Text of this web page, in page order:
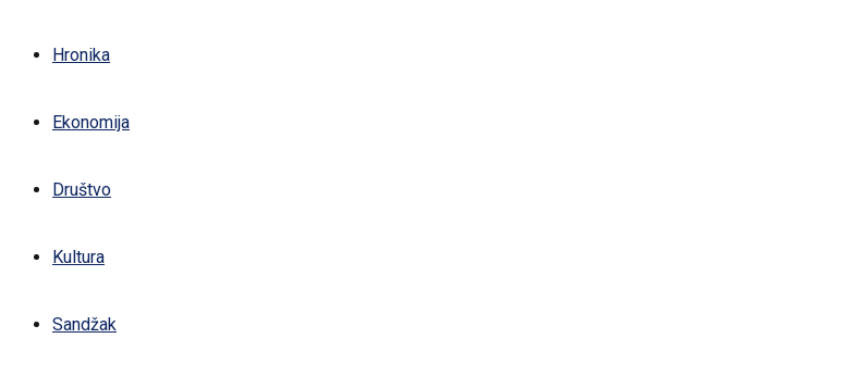
Hronika
Ekonomija
Društvo
Kultura
Sandžak